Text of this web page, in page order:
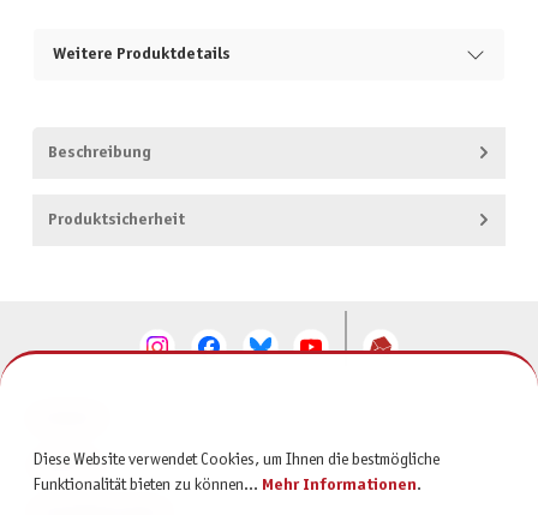
Weitere Produktdetails
Beschreibung
Produktsicherheit
SERVICE
Diese Website verwendet Cookies, um Ihnen die bestmögliche
Funktionalität bieten zu können... Mehr Informationen.